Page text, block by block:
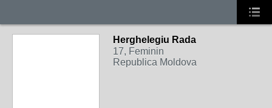
Herghelegiu Rada
17, Feminin
Republica Moldova